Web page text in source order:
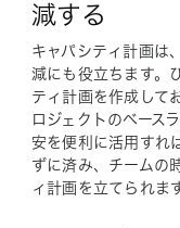
減する
キャパシティ計画は
減にも役立ちます。
ティ計画を作成して
ロジェクトのベース
安を便利に活用すれ
ずに済み、チームの
ィ計画を立てられま